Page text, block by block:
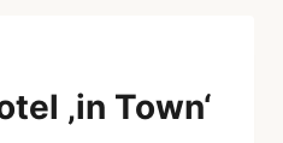
‚in Town‘